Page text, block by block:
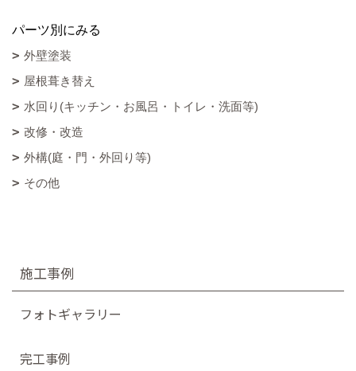
パーツ別にみる
外壁塗装
屋根葺き替え
水回り(キッチン・お風呂・トイレ・洗面等)
改修・改造
外構(庭・門・外回り等)
その他
施工事例
フォトギャラリー
完工事例